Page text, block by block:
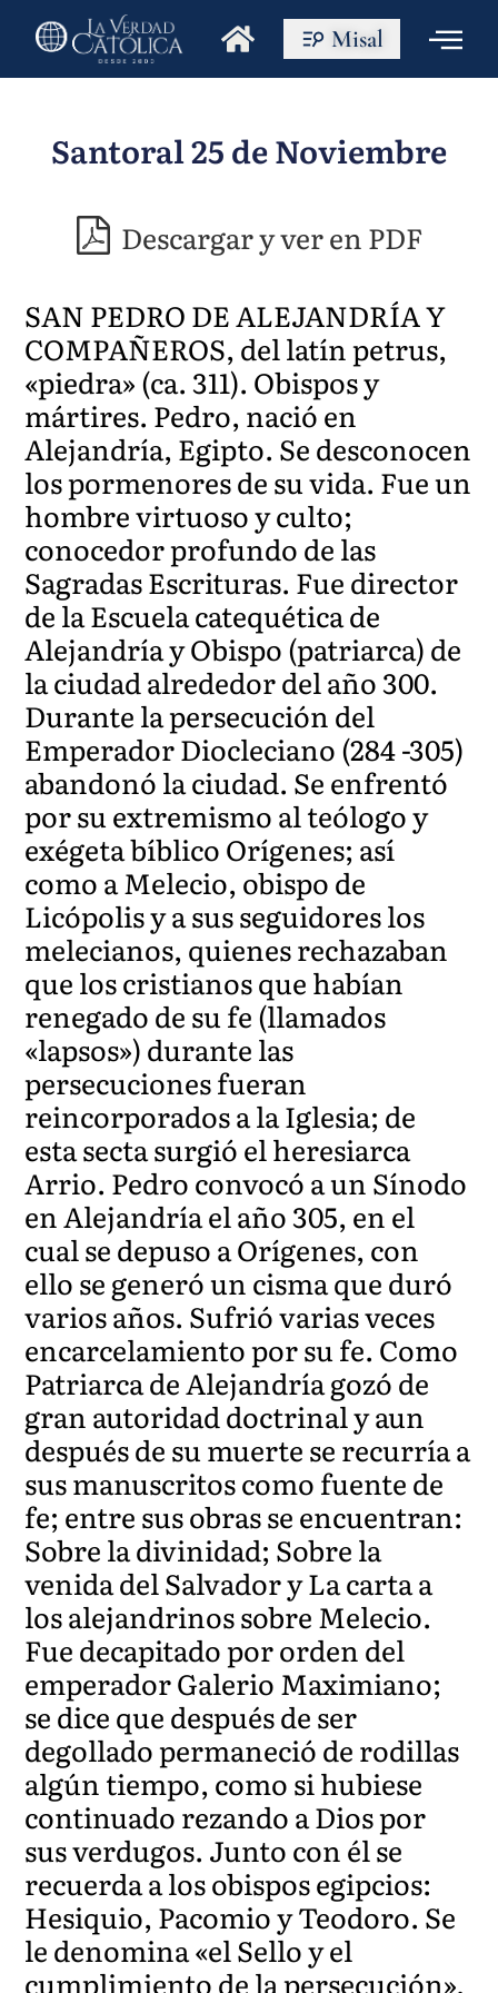
Misal
Santoral 25 de Noviembre
Descargar y ver en PDF
SAN PEDRO DE ALEJANDRÍA Y
COMPAÑEROS, del latín petrus,
«piedra» (ca. 311). Obispos y
mártires. Pedro, nació en
Alejandría, Egipto. Se desconocen
los pormenores de su vida. Fue un
hombre virtuoso y culto;
conocedor profundo de las
Sagradas Escrituras. Fue director
de la Escuela catequética de
Alejandría y Obispo (patriarca) de
la ciudad alrededor del año 300.
Durante la persecución del
Emperador Diocleciano (284 -305)
abandonó la ciudad. Se enfrentó
por su extremismo al teólogo y
exégeta bíblico Orígenes; así
como a Melecio, obispo de
Licópolis y a sus seguidores los
melecianos, quienes rechazaban
que los cristianos que habían
renegado de su fe (llamados
«lapsos») durante las
persecuciones fueran
reincorporados a la Iglesia; de
esta secta surgió el heresiarca
Arrio. Pedro convocó a un Sínodo
en Alejandría el año 305, en el
cual se depuso a Orígenes, con
ello se generó un cisma que duró
varios años. Sufrió varias veces
encarcelamiento por su fe. Como
Patriarca de Alejandría gozó de
gran autoridad doctrinal y aun
después de su muerte se recurría a
sus manuscritos como fuente de
fe; entre sus obras se encuentran:
Sobre la divinidad; Sobre la
venida del Salvador y La carta a
los alejandrinos sobre Melecio.
Fue decapitado por orden del
emperador Galerio Maximiano;
se dice que después de ser
degollado permaneció de rodillas
algún tiempo, como si hubiese
continuado rezando a Dios por
sus verdugos. Junto con él se
recuerda a los obispos egipcios:
Hesiquio, Pacomio y Teodoro. Se
le denomina «el Sello y el
cumplimiento de la persecución»,